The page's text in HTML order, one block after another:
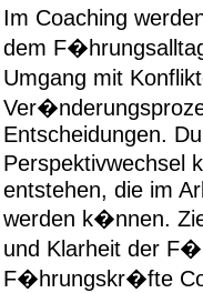
Im Coaching
dem
Umgang mit
Entscheidungen.
entstehen, die im
werden k�nnen.
und Klarheit der
F�hrungskr�fte